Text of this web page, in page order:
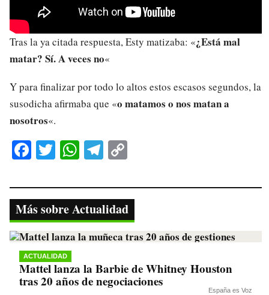
Tras la ya citada respuesta, Esty matizaba: «¿Está mal
matar? Sí. A veces no«
Y para finalizar por todo lo altos estos escasos segundos, la
susodicha afirmaba que «o matamos o nos matan a
nosotros«.
Fa
bo
ok
T
tte
r
W
ts
A
pp
Te
gr
a
m
y
Li
nk
Más sobre Actualidad
ACTUALIDAD
Mattel lanza la Barbie de Whitney Houston
tras 20 años de negociaciones
España es Voz